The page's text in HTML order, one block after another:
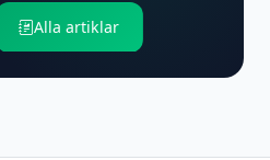
Alla artiklar